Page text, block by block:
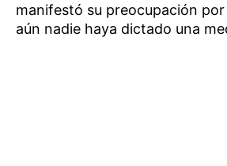
manifestó su preocupación
aún nadie haya dictado una